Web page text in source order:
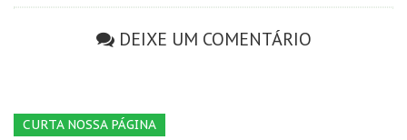
DEIXE UM COMENTÁRIO
CURTA NOSSA PÁGINA